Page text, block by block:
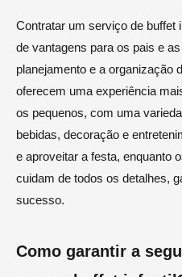
Contratar um serviço de buffet
de vantagens para os pais e
planejamento e a organização
oferecem uma experiência
os pequenos, com uma
bebidas, decoração e
e aproveitar a festa, enquanto
cuidam de todos os detalhes,
sucesso.
Como garantir a